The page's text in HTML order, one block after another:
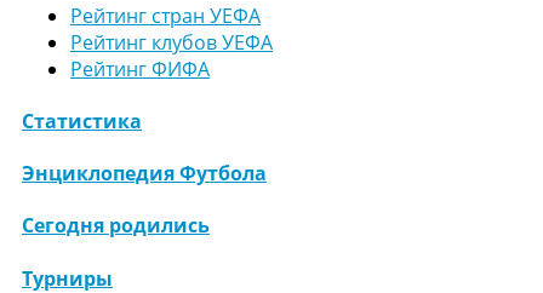
Рейтинг стран УЕФА
Рейтинг клубов УЕФА
Рейтинг ФИФА
Статистика
Энциклопедия Футбола
Сегодня родились
Турниры